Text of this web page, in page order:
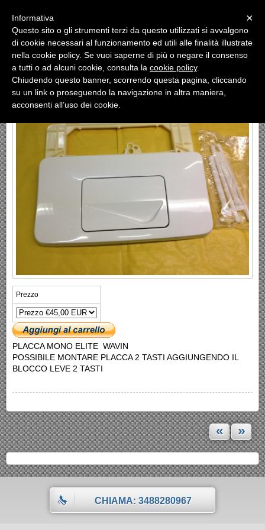
INDIETRO « »
PLACCA MONO WAVIN
Prezzo
PLACCA MONO ELITE WAVIN
POSSIBILE MONTARE PLACCA 2 TASTI AGGIUNGENDO IL
BLOCCO LEVE 2 TASTI
« »
CHIAMA: 3488280967
×
Informativa
Questo sito o gli strumenti terzi da questo utilizzati si avvalgono
di cookie necessari al funzionamento ed utili alle finalità illustrate
nella cookie policy. Se vuoi saperne di più o negare il consenso
a tutti o ad alcuni cookie, consulta la cookie policy.
Chiudendo questo banner, scorrendo questa pagina, cliccando
su un link o proseguendo la navigazione in altra maniera,
acconsenti all’uso dei cookie.